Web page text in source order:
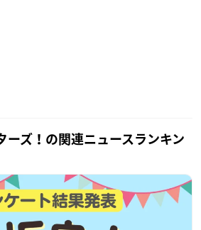
ーズ！の関連ニュースランキン